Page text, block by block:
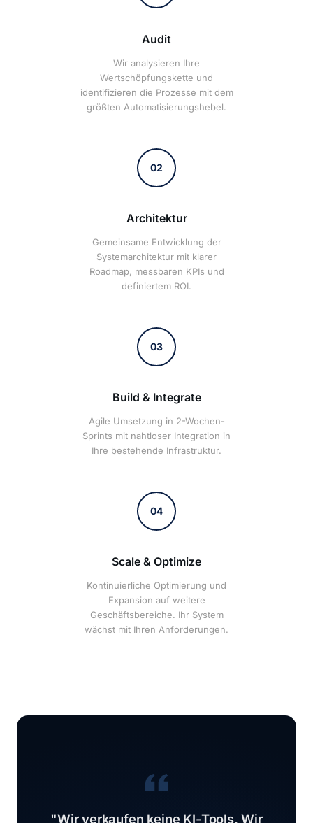
Audit
Wir analysieren Ihre
Wertschöpfungskette und
identifizieren die Prozesse mit dem
größten Automatisierungshebel.
02
Architektur
Gemeinsame Entwicklung der
Systemarchitektur mit klarer
Roadmap, messbaren KPIs und
definiertem ROI.
03
Build & Integrate
Agile Umsetzung in 2-Wochen-
Sprints mit nahtloser Integration in
Ihre bestehende Infrastruktur.
04
Scale & Optimize
Kontinuierliche Optimierung und
Expansion auf weitere
Geschäftsbereiche. Ihr System
wächst mit Ihren Anforderungen.
"Wir verkaufen keine KI-Tools. Wir